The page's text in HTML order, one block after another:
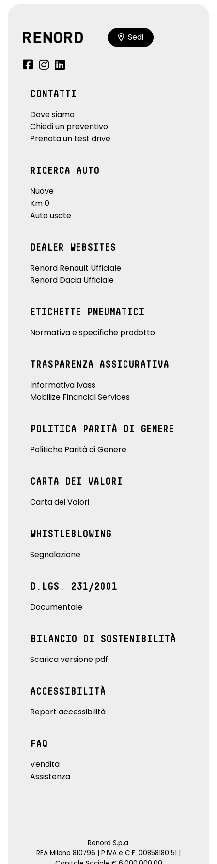
Sedi
CONTATTI
Dove siamo
Chiedi un preventivo
Prenota un test drive
RICERCA AUTO
Nuove
Km 0
Auto usate
DEALER WEBSITES
Renord Renault Ufficiale
Renord Dacia Ufficiale
ETICHETTE PNEUMATICI
Normativa e specifiche prodotto
TRASPARENZA ASSICURATIVA
Informativa Ivass
Mobilize Financial Services
POLITICA PARITÀ DI GENERE
Politiche Parità di Genere
CARTA DEI VALORI
Carta dei Valori
WHISTLEBLOWING
Segnalazione
D.LGS. 231/2001
Documentale
BILANCIO DI SOSTENIBILITÀ
Scarica versione pdf
ACCESSIBILITÀ
Report accessibilità
FAQ
Vendita
Assistenza
Renord S.p.a.
REA Milano 810796 | P.IVA e C.F. 00858180151 |